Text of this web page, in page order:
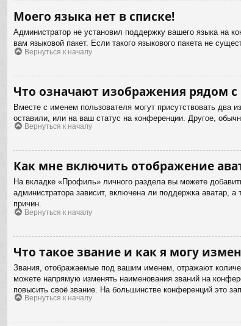
Моего языка нет в списке!
Администратор не установил поддержку вашего языка на
вам языковой пакет. Если такого языкового пакета не
Вернуться к началу
Что означают изображения рядом
Вместе с именем пользователя могут присутствовать два
оставили, или на ваш статус на конференции. Другое,
Вернуться к началу
Как мне включить отображение
На вкладке «Профиль» личного раздела вы можете
администратора зависит, включена ли поддержка аватар,
причин.
Вернуться к началу
Что такое звание и как я могу
Звания, отображаемые под вашим именем, отражают
можете напрямую изменять наименования званий на
повысить своё звание. На большинстве конференций это
Вернуться к началу